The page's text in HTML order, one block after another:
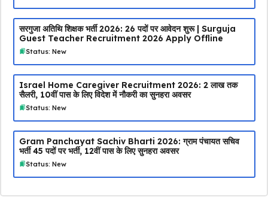
सरगुजा अतिथि शिक्षक भर्ती 2026: 26 पदों पर आवेदन शुरू | Surguja
Guest Teacher Recruitment 2026 Apply Offline
Status: New
Israel Home Caregiver Recruitment 2026: ₹2 लाख तक
सैलरी, 10वीं पास के लिए विदेश में नौकरी का सुनहरा अवसर
Status: New
Gram Panchayat Sachiv Bharti 2026: ग्राम पंचायत सचिव
भर्ती 45 पदों पर भर्ती, 12वीं पास के लिए सुनहरा अवसर
Status: New